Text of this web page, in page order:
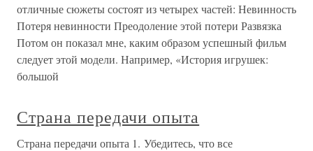
отличные сюжеты состоят из четырех частей: Невинность
Потеря невинности Преодоление этой потери Развязка
Потом он показал мне, каким образом успешный фильм
следует этой модели. Например, «История игрушек:
большой
Страна передачи опыта
Страна передачи опыта 1. Убедитесь, что все